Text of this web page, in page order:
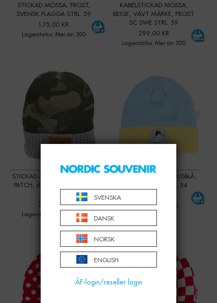
STICKAD MÖSSA, FROST,
SVENSK FLAGGA STRL. 59
175,00 KR
Lagerstatus: Mer än 500
KABELSTICKAD MÖSSA,
BEIGE, VÄVT MÄRKE, FROST
SC SWE STRL. 59
299,00 KR
Lagerstatus: Mer än 500
STICKAD MÖSSA, CAMO, PU
PATCH, ÄLG, SWEDEN STRL.
299,00 KR
Lagerstatus: Mer än 500
+
-
MÖSSA, MADICKEN, LJUSBLÅ,
BARNSTORLEK STRL. 54
Lagerstatus: 216 st
+
+ Qty: +
-
SVENSKA
DANSK
NORSK
ENGLISH
ÅF-login/reseller login